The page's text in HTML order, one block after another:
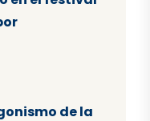
de la